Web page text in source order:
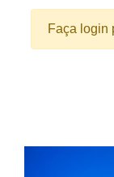
Faça login